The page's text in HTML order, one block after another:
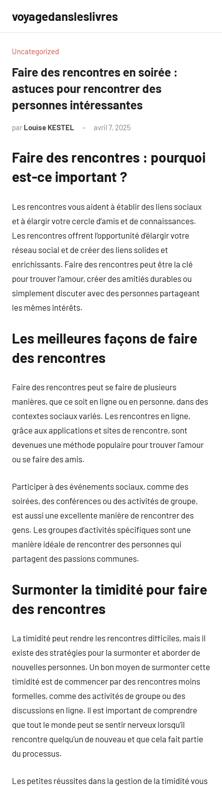
contenu
voyagedansleslivres
Uncategorized
Faire des rencontres en soirée :
astuces pour rencontrer des
personnes intéressantes
par Louise KESTEL avril 7, 2025
Faire des rencontres : pourquoi
est-ce important ?
Les rencontres vous aident à établir des liens sociaux
et à élargir votre cercle d’amis et de connaissances.
Les rencontres offrent l’opportunité d’élargir votre
réseau social et de créer des liens solides et
enrichissants. Faire des rencontres peut être la clé
pour trouver l’amour, créer des amitiés durables ou
simplement discuter avec des personnes partageant
les mêmes intérêts.
Les meilleures façons de faire
des rencontres
Faire des rencontres peut se faire de plusieurs
manières, que ce soit en ligne ou en personne, dans des
contextes sociaux variés. Les rencontres en ligne,
grâce aux applications et sites de rencontre, sont
devenues une méthode populaire pour trouver l’amour
ou se faire des amis.
Participer à des événements sociaux, comme des
soirées, des conférences ou des activités de groupe,
est aussi une excellente manière de rencontrer des
gens. Les groupes d’activités spécifiques sont une
manière idéale de rencontrer des personnes qui
partagent des passions communes.
Surmonter la timidité pour faire
des rencontres
La timidité peut rendre les rencontres difficiles, mais il
existe des stratégies pour la surmonter et aborder de
nouvelles personnes. Un bon moyen de surmonter cette
timidité est de commencer par des rencontres moins
formelles, comme des activités de groupe ou des
discussions en ligne. Il est important de comprendre
que tout le monde peut se sentir nerveux lorsqu’il
rencontre quelqu’un de nouveau et que cela fait partie
du processus.
Les petites réussites dans la gestion de la timidité vous